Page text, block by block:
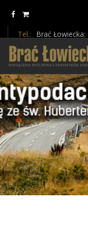
Tel.:
Brać
E-mail :